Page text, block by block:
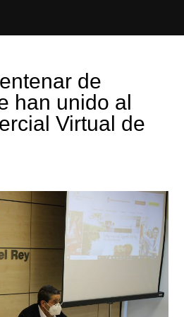
de
han unido al
Virtual de